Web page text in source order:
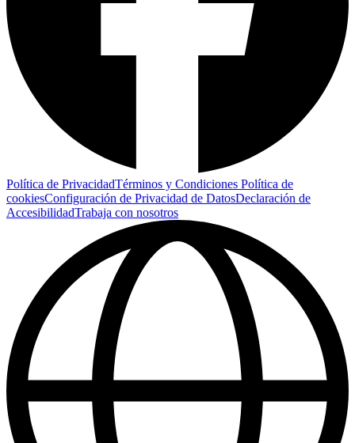
Política de PrivacidadTérminos y Condiciones Política de
cookiesConfiguración de Privacidad de DatosDeclaración de
AccesibilidadTrabaja con nosotros